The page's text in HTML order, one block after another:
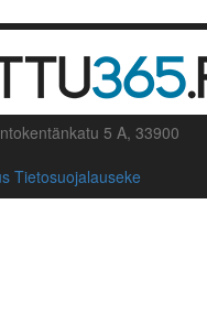
5 A, 33900
Tietosuojalauseke